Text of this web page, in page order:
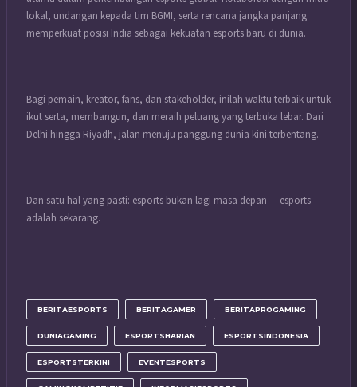
lokal, undangan kepada tim BGMI, serta rencana jangka panjang
memperkuat posisi India sebagai kekuatan esports baru di dunia.
Bagi pemain, kreator, fans, dan stakeholder, inilah waktu terbaik untuk
ikut serta, membangun, dan meraih peluang yang terbuka lebar. Dari
Delhi hingga Riyadh, jalan menuju panggung dunia kini terbentang.
Dan satu hal yang pasti: esports bukan lagi masa depan — esports
adalah sekarang.
BERITAESPORTS BERITAGAMER BERITAPROGAMING
DUNIAGAMING ESPORTSHARIAN ESPORTSINDONESIA
ESPORTSTERKINI EVENTESPORTS